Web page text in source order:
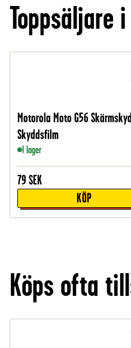
Toppsäljare
Motorola Moto G56
Skyddsfilm
I lager
79 SEK
KÖP
Köps ofta